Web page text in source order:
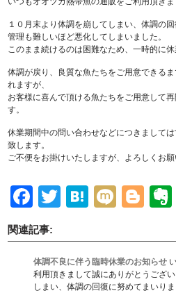
１０月末より体調を崩してしまい、体調の
管理も難しいほど悪化してしまいました。
このまま続けるのは困難なため、一時的に
体調が戻り、良質な魚たちをご用意できる
れますが、
お客様に喜んで頂ける魚たちをご用意して
す。
休業期間中の問い合わせなどにつきまして
致します。
ご不便をお掛けいたしますが、よろしくお願
Facebook
Twitter
Hatena
Mixi
関連記事:
体調不良に伴う臨時休業のお知らせ
利用頂きまして誠にありがとうござ
しまい、体調の回復に努めてまいり